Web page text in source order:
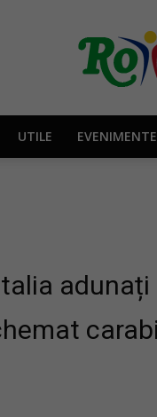
UTILE EVENIMENTE
adunați